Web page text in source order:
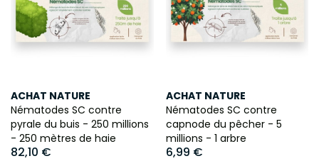
ACHAT NATURE
Nématodes SC contre
pyrale du buis - 250 millions
- 250 mètres de haie
82,10 €
ACHAT NATURE
Nématodes SC contre
capnode du pêcher - 5
millions - 1 arbre
6,99 €